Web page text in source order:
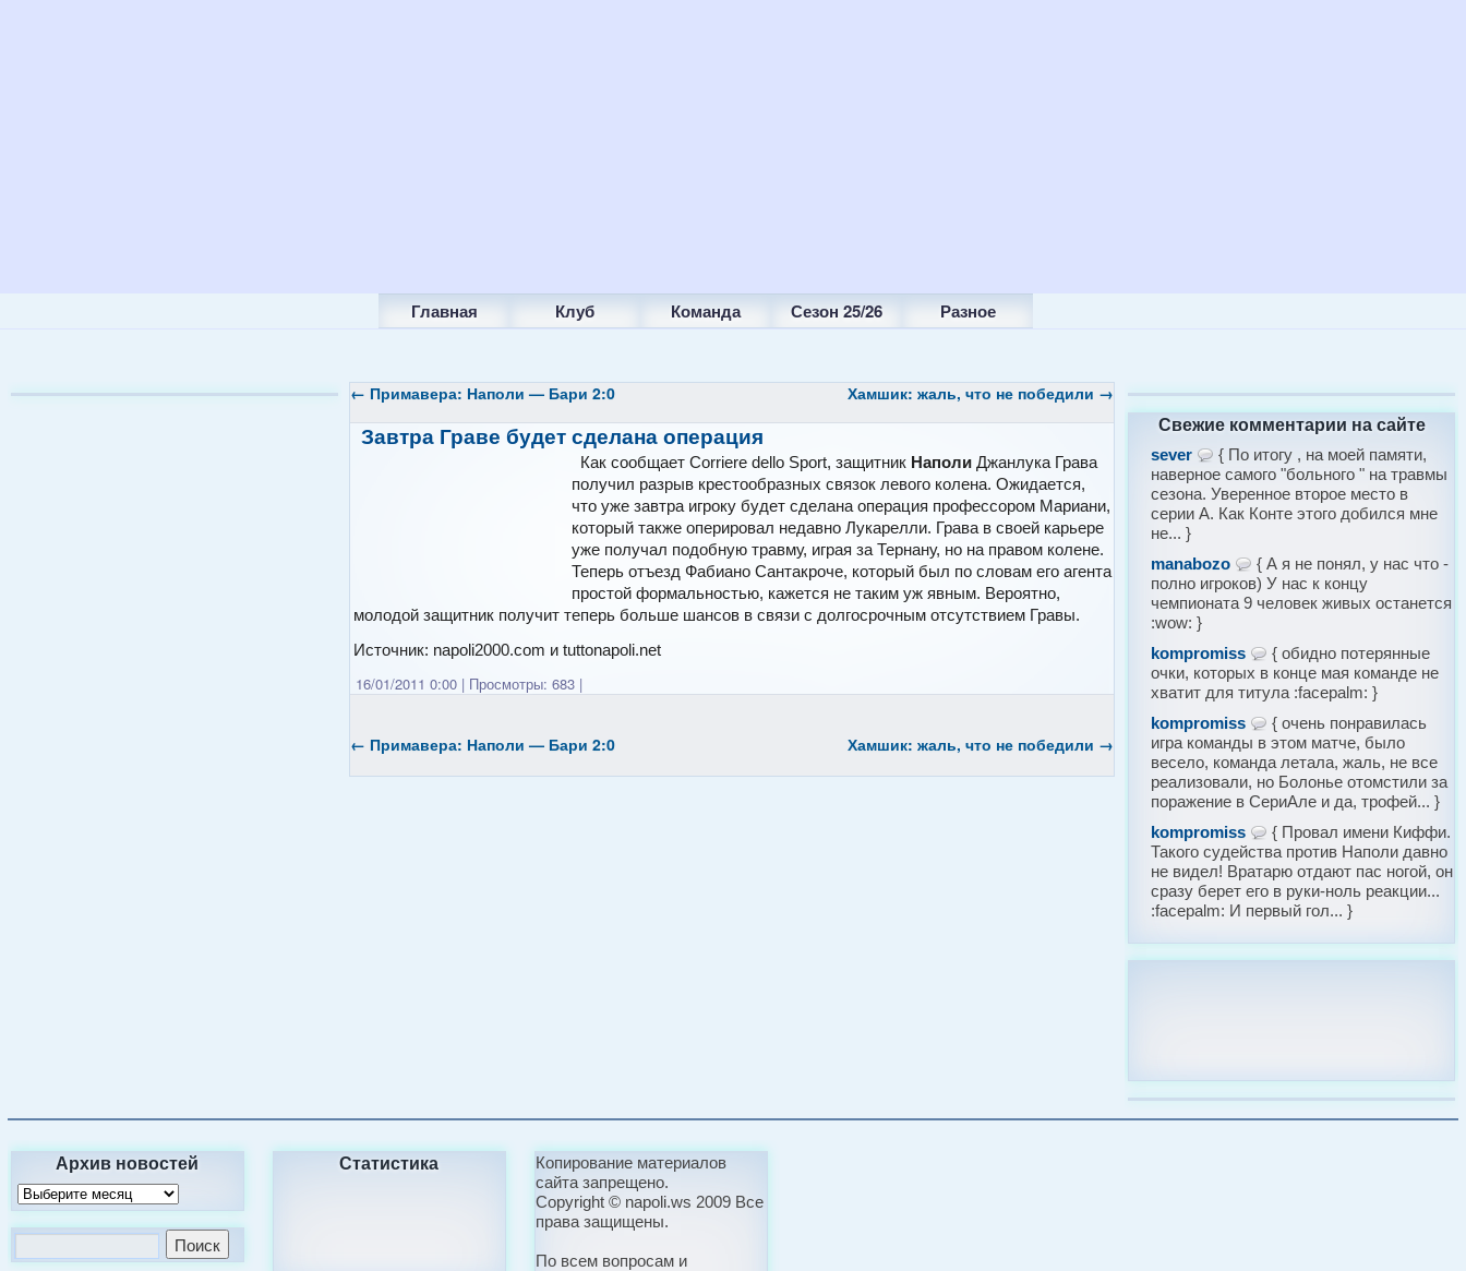
Главная Клуб Команда Сезон 25/26 Разное
← Примавера: Наполи — Бари 2:0 Хамшик: жаль, что не победили →
Завтра Граве будет сделана операция
Как сообщает Corriere dello Sport, защитник НаполиДжанлука Грава
получил разрыв крестообразных связок левого колена. Ожидается,
что уже завтра игроку будет сделана операция профессором Мариани,
который также оперировал недавно Лукарелли. Грава в своей карьере
уже получал подобную травму, играя за Тернану, но на правом колене.
Теперь отъезд Фабиано Сантакроче, который был по словам его агента
простой формальностью, кажется не таким уж явным. Вероятно,
молодой защитник получит теперь больше шансов в связи с долгосрочным отсутствием Гравы.
Источник: napoli2000.com и tuttonapoli.net
16/01/2011 0:00 | Просмотры: 683|
← Примавера: Наполи — Бари 2:0 Хамшик: жаль, что не победили →
Свежие комментарии на сайте
sever
{ По итогу , на моей памяти,
наверное самого "больного " на травмы
сезона. Уверенное второе место в
серии А. Как Конте этого добился мне
не... }
manabozo
{ А я не понял, у нас что -
полно игроков) У нас к концу
чемпионата 9 человек живых останется
:wow: }
kompromiss
{ обидно потерянные
очки, которых в конце мая команде не
хватит для титула :facepalm: }
kompromiss
{ очень понравилась
игра команды в этом матче, было
весело, команда летала, жаль, не все
реализовали, но Болонье отомстили за
поражение в СериАле и да, трофей... }
kompromiss
{ Провал имени Киффи.
Такого судейства против Наполи давно
не видел! Вратарю отдают пас ногой, он
сразу берет его в руки-ноль реакции...
:facepalm: И первый гол... }
Архив новостей Статистика
Копирование материалов
сайта запрещено.
Copyright © napoli.ws 2009 Все
права защищены.
По всем вопросам и